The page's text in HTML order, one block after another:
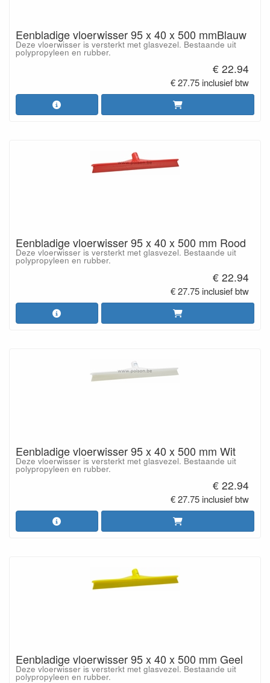
Eenbladige vloerwisser 95 x 40 x 500 mmBlauw
Deze vloerwisser is versterkt met glasvezel. Bestaande uit
polypropyleen en rubber.
€ 22.94
€ 27.75 inclusief btw
Eenbladige vloerwisser 95 x 40 x 500 mm Rood
Deze vloerwisser is versterkt met glasvezel. Bestaande uit
polypropyleen en rubber.
€ 22.94
€ 27.75 inclusief btw
Eenbladige vloerwisser 95 x 40 x 500 mm Wit
Deze vloerwisser is versterkt met glasvezel. Bestaande uit
polypropyleen en rubber.
€ 22.94
€ 27.75 inclusief btw
Eenbladige vloerwisser 95 x 40 x 500 mm Geel
Deze vloerwisser is versterkt met glasvezel. Bestaande uit
polypropyleen en rubber.